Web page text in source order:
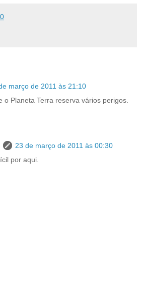
março de 2011 às 21:10
o Planeta Terra reserva vários perigos.
23 de março de 2011 às 00:30
por aqui.